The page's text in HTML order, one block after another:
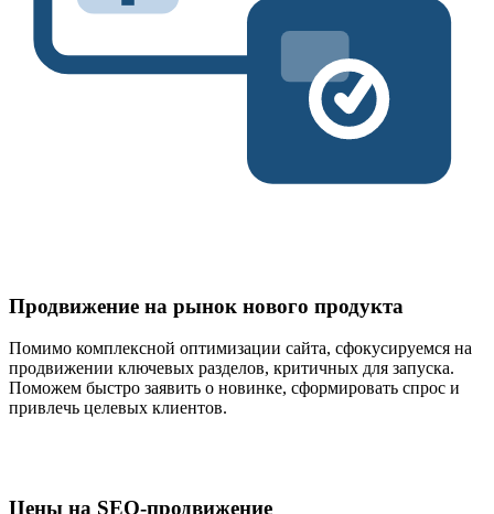
Продвижение на рынок нового продукта
Помимо комплексной оптимизации сайта, сфокусируемся на
продвижении ключевых разделов, критичных для запуска.
Поможем быстро заявить о новинке, сформировать спрос и
привлечь целевых клиентов.
Цены на SEO-продвижение